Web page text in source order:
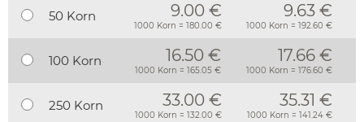
50 Korn 9.00 €
1000 Korn = 180.00 €
9.63 €
1000 Korn = 192.60 €
100 Korn 16.50 €
1000 Korn = 165.05 €
17.66 €
1000 Korn = 176.60 €
250 Korn 33.00 €
1000 Korn = 132.00 €
35.31 €
1000 Korn = 141.24 €